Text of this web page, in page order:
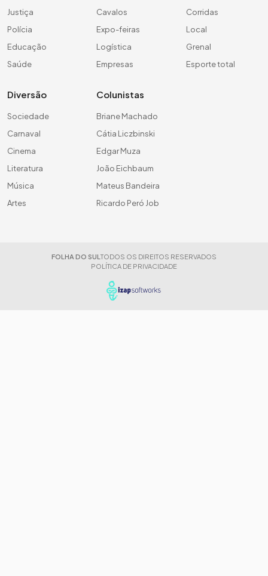
Justiça
Polícia
Educação
Saúde
Cavalos
Expo-feiras
Logística
Empresas
Corridas
Local
Grenal
Esporte total
Diversão
Sociedade
Carnaval
Cinema
Literatura
Música
Artes
Colunistas
Briane Machado
Cátia Liczbinski
Edgar Muza
João Eichbaum
Mateus Bandeira
Ricardo Peró Job
FOLHA DO SUL TODOS OS DIREITOS RESERVADOS
POLÍTICA DE PRIVACIDADE